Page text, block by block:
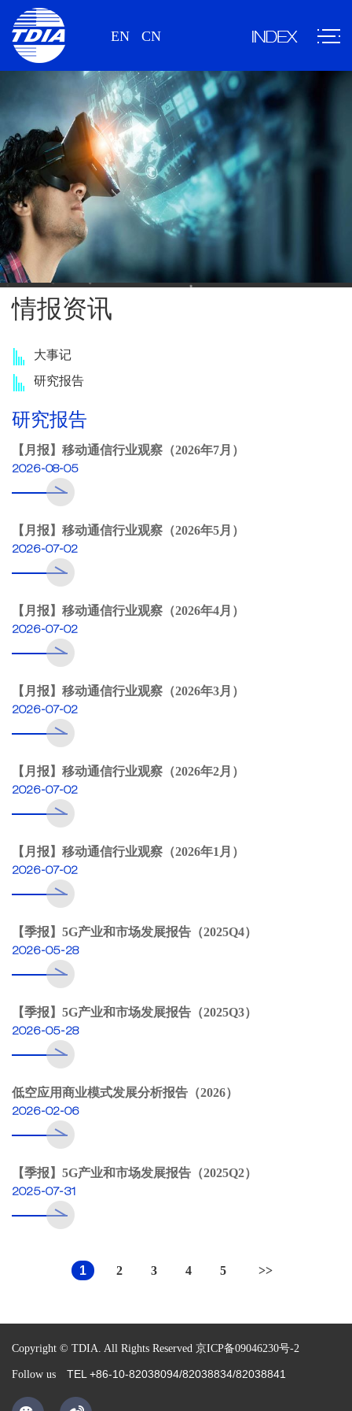
EN CN
情报资讯
大事记
研究报告
研究报告
【月报】移动通信行业观察（2026年7月）
2026-08-05
【月报】移动通信行业观察（2026年5月）
2026-07-02
【月报】移动通信行业观察（2026年4月）
2026-07-02
【月报】移动通信行业观察（2026年3月）
2026-07-02
【月报】移动通信行业观察（2026年2月）
2026-07-02
【月报】移动通信行业观察（2026年1月）
2026-07-02
【季报】5G产业和市场发展报告（2025Q4）
2026-05-28
【季报】5G产业和市场发展报告（2025Q3）
2026-05-28
低空应用商业模式发展分析报告（2026）
2026-02-06
【季报】5G产业和市场发展报告（2025Q2）
2025-07-31
1 2 3 4 5 >>
Copyright © TDIA. All Rights Reserved 京ICP备09046230号-2
Follow us TEL +86-10-82038094/82038834/82038841